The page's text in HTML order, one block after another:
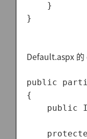
    }
Default.aspx 的
public
{
public